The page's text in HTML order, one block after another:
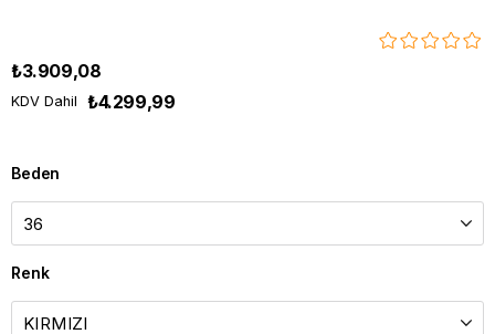
₺3.909,08
KDV Dahil ₺4.299,99
Beden
Renk